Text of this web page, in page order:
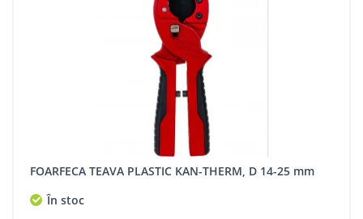
FOARFECA TEAVA PLASTIC KAN-THERM, D 14-25 mm
În stoc